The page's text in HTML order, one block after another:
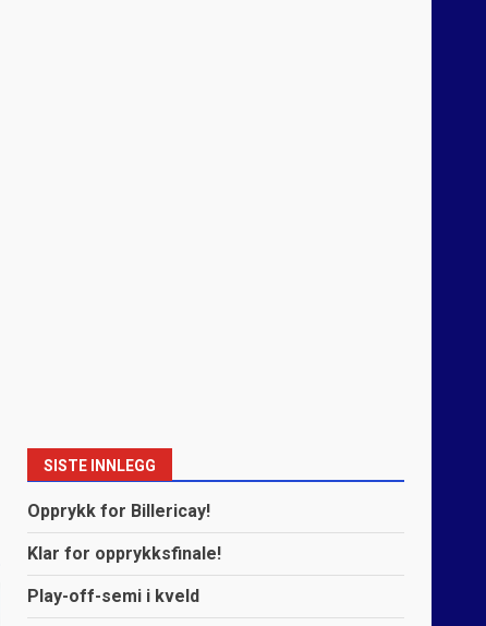
SISTE INNLEGG
Opprykk for Billericay!
Klar for opprykksfinale!
Play-off-semi i kveld